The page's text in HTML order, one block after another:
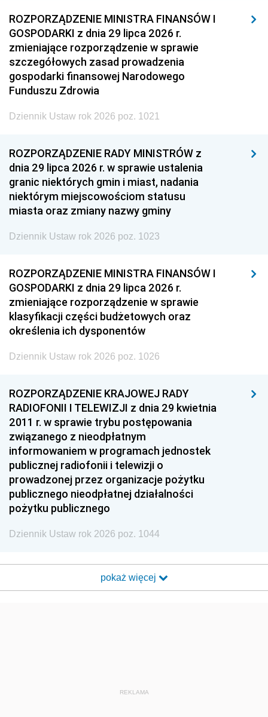
ROZPORZĄDZENIE MINISTRA FINANSÓW I
GOSPODARKI z dnia 29 lipca 2026 r.
zmieniające rozporządzenie w sprawie
szczegółowych zasad prowadzenia
gospodarki finansowej Narodowego
Funduszu Zdrowia
Dziennik Ustaw rok 2026 poz. 1021
ROZPORZĄDZENIE RADY MINISTRÓW z
dnia 29 lipca 2026 r. w sprawie ustalenia
granic niektórych gmin i miast, nadania
niektórym miejscowościom statusu
miasta oraz zmiany nazwy gminy
Dziennik Ustaw rok 2026 poz. 1023
ROZPORZĄDZENIE MINISTRA FINANSÓW I
GOSPODARKI z dnia 29 lipca 2026 r.
zmieniające rozporządzenie w sprawie
klasyfikacji części budżetowych oraz
określenia ich dysponentów
Dziennik Ustaw rok 2026 poz. 1026
ROZPORZĄDZENIE KRAJOWEJ RADY
RADIOFONII I TELEWIZJI z dnia 29 kwietnia
2011 r. w sprawie trybu postępowania
związanego z nieodpłatnym
informowaniem w programach jednostek
publicznej radiofonii i telewizji o
prowadzonej przez organizacje pożytku
publicznego nieodpłatnej działalności
pożytku publicznego
Dziennik Ustaw rok 2026 poz. 1044
pokaż więcej
REKLAMA